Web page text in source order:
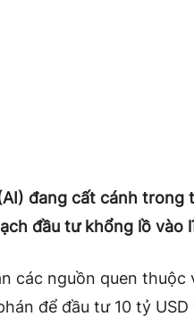
đang cất cánh trong
đầu tư khổng lồ vào
các nguồn quen thuộc
để đầu tư 10 tỷ